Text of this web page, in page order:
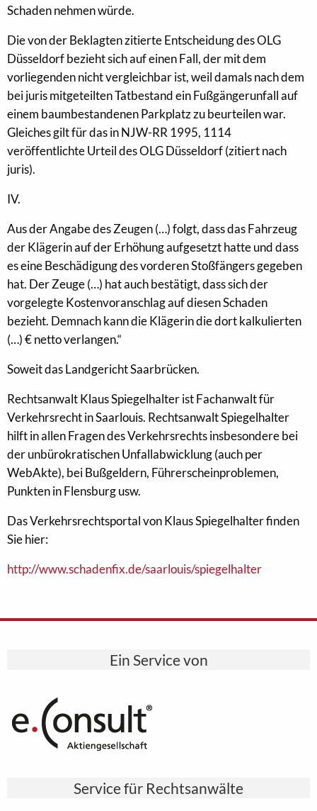
Schaden nehmen würde.
Die von der Beklagten zitierte Entscheidung des OLG
Düsseldorf bezieht sich auf einen Fall, der mit dem
vorliegenden nicht vergleichbar ist, weil damals nach dem
bei juris mitgeteilten Tatbestand ein Fußgängerunfall auf
einem baumbestandenen Parkplatz zu beurteilen war.
Gleiches gilt für das in NJW-RR 1995, 1114
veröffentlichte Urteil des OLG Düsseldorf (zitiert nach
juris).
IV.
Aus der Angabe des Zeugen (…) folgt, dass das Fahrzeug
der Klägerin auf der Erhöhung aufgesetzt hatte und dass
es eine Beschädigung des vorderen Stoßfängers gegeben
hat. Der Zeuge (…) hat auch bestätigt, dass sich der
vorgelegte Kostenvoranschlag auf diesen Schaden
bezieht. Demnach kann die Klägerin die dort kalkulierten
(…) € netto verlangen.“
Soweit das Landgericht Saarbrücken.
Rechtsanwalt Klaus Spiegelhalter ist Fachanwalt für
Verkehrsrecht in Saarlouis. Rechtsanwalt Spiegelhalter
hilft in allen Fragen des Verkehrsrechts insbesondere bei
der unbürokratischen Unfallabwicklung (auch per
WebAkte), bei Bußgeldern, Führerscheinproblemen,
Punkten in Flensburg usw.
Das Verkehrsrechtsportal von Klaus Spiegelhalter finden
Sie hier:
http://www.schadenfix.de/saarlouis/spiegelhalter
Ein Service von
Service für Rechtsanwälte